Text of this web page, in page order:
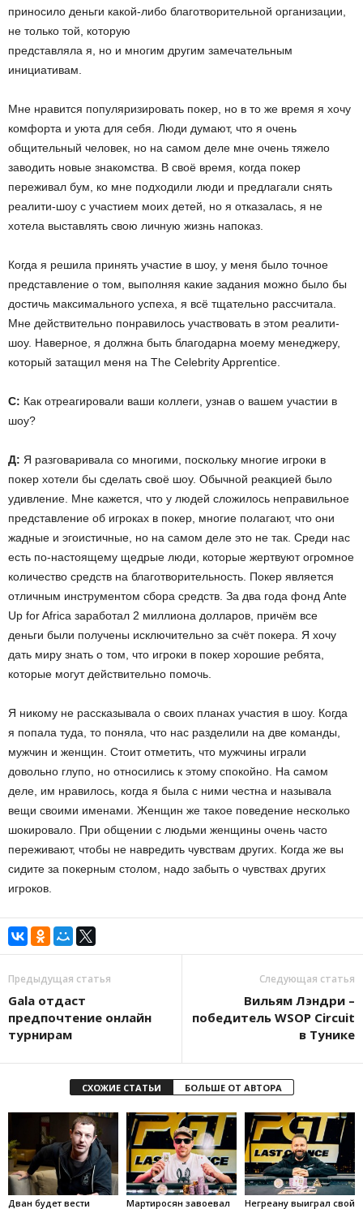
приносило деньги какой-либо благотворительной организации,
не только той, которую
представляла я, но и многим другим замечательным
инициативам.
Мне нравится популяризировать покер, но в то же время я хочу
комфорта и уюта для себя. Люди думают, что я очень
общительный человек, но на самом деле мне очень тяжело
заводить новые знакомства. В своё время, когда покер
переживал бум, ко мне подходили люди и предлагали снять
реалити-шоу с участием моих детей, но я отказалась, я не
хотела выставлять свою личную жизнь напоказ.
Когда я решила принять участие в шоу, у меня было точное
представление о том, выполняя какие задания можно было бы
достичь максимального успеха, я всё тщательно рассчитала.
Мне действительно понравилось участвовать в этом реалити-
шоу. Наверное, я должна быть благодарна моему менеджеру,
который затащил меня на The Celebrity Apprentice.
С: Как отреагировали ваши коллеги, узнав о вашем участии в
шоу?
Д: Я разговаривала со многими, поскольку многие игроки в
покер хотели бы сделать своё шоу. Обычной реакцией было
удивление. Мне кажется, что у людей сложилось неправильное
представление об игроках в покер, многие полагают, что они
жадные и эгоистичные, но на самом деле это не так. Среди нас
есть по-настоящему щедрые люди, которые жертвуют огромное
количество средств на благотворительность. Покер является
отличным инструментом сбора средств. За два года фонд Ante
Up for Africa заработал 2 миллиона долларов, причём все
деньги были получены исключительно за счёт покера. Я хочу
дать миру знать о том, что игроки в покер хорошие ребята,
которые могут действительно помочь.
Я никому не рассказывала о своих планах участия в шоу. Когда
я попала туда, то поняла, что нас разделили на две команды,
мужчин и женщин. Стоит отметить, что мужчины играли
довольно глупо, но относились к этому спокойно. На самом
деле, им нравилось, когда я была с ними честна и называла
вещи своими именами. Женщин же такое поведение несколько
шокировало. При общении с людьми женщины очень часто
переживают, чтобы не навредить чувствам других. Когда же вы
сидите за покерным столом, надо забыть о чувствах других
игроков.
Предыдущая статья
Gala отдаст
предпочтение онлайн
турнирам
Следующая статья
Вильям Лэндри –
победитель WSOP Circuit
в Тунике
СХОЖИЕ СТАТЬИ БОЛЬШЕ ОТ АВТОРА
Дван будет вести
Мартиросян завоевал
Негреану выиграл свой